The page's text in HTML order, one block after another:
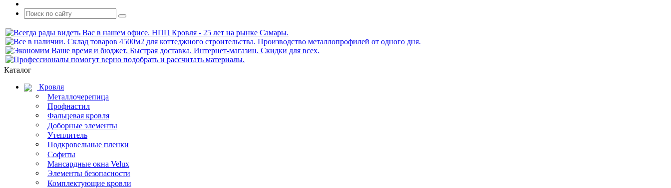
Каталог
Кровля
Металлочерепица
Профнастил
Фальцевая кровля
Доборные элементы
Утеплитель
Подкровельные пленки
Софиты
Мансардные окна Velux
Элементы безопасности
Комплектующие кровли